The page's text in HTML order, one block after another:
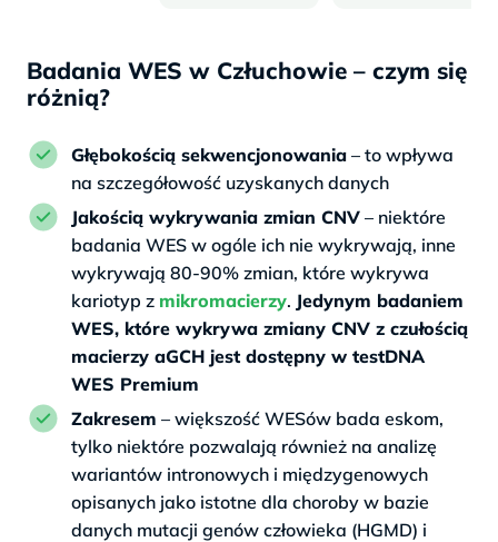
Badania WES w Człuchowie – czym się
różnią?
Głębokością sekwencjonowania – to wpływa
na szczegółowość uzyskanych danych
Jakością wykrywania zmian CNV – niektóre
badania WES w ogóle ich nie wykrywają, inne
wykrywają 80-90% zmian, które wykrywa
kariotyp z mikromacierzy. Jedynym badaniem
WES, które wykrywa zmiany CNV z czułością
macierzy aGCH jest dostępny w testDNA
WES Premium
Zakresem – większość WESów bada eskom,
tylko niektóre pozwalają również na analizę
wariantów intronowych i międzygenowych
opisanych jako istotne dla choroby w bazie
danych mutacji genów człowieka (HGMD) i